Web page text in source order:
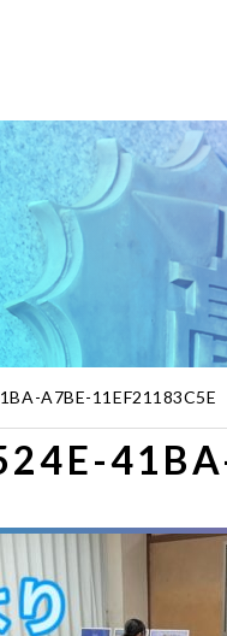
A7BE-11EF21183C5E